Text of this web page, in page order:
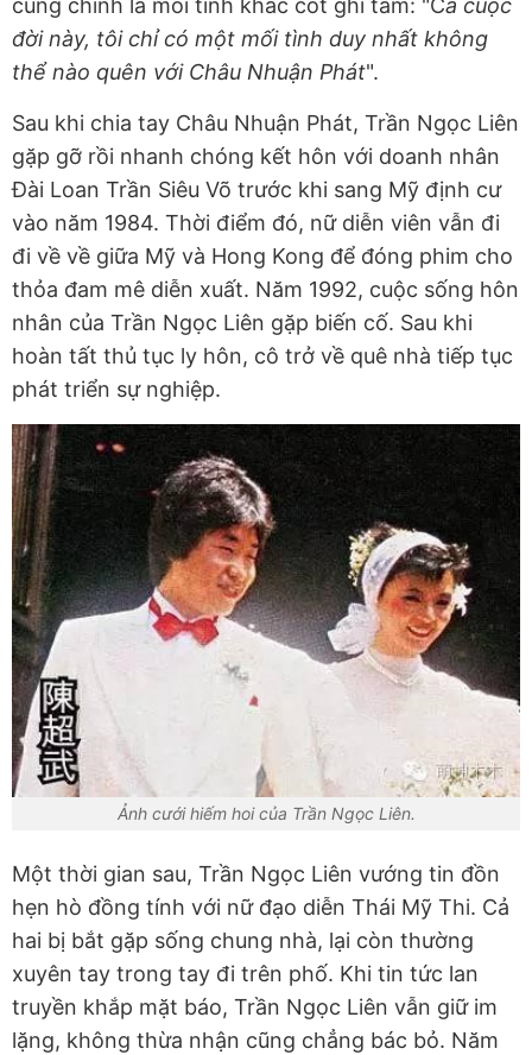
cũng chính là mối tình khắc cốt ghi tâm: "Cả cuộc
đời này, tôi chỉ có một mối tình duy nhất không
thể nào quên với Châu Nhuận Phát".
Sau khi chia tay Châu Nhuận Phát, Trần Ngọc Liên
gặp gỡ rồi nhanh chóng kết hôn với doanh nhân
Đài Loan Trần Siêu Võ trước khi sang Mỹ định cư
vào năm 1984. Thời điểm đó, nữ diễn viên vẫn đi
đi về về giữa Mỹ và Hong Kong để đóng phim cho
thỏa đam mê diễn xuất. Năm 1992, cuộc sống hôn
nhân của Trần Ngọc Liên gặp biến cố. Sau khi
hoàn tất thủ tục ly hôn, cô trở về quê nhà tiếp tục
phát triển sự nghiệp.
Ảnh cưới hiếm hoi của Trần Ngọc Liên.
Một thời gian sau, Trần Ngọc Liên vướng tin đồn
hẹn hò đồng tính với nữ đạo diễn Thái Mỹ Thi. Cả
hai bị bắt gặp sống chung nhà, lại còn thường
xuyên tay trong tay đi trên phố. Khi tin tức lan
truyền khắp mặt báo, Trần Ngọc Liên vẫn giữ im
lặng, không thừa nhận cũng chẳng bác bỏ. Năm